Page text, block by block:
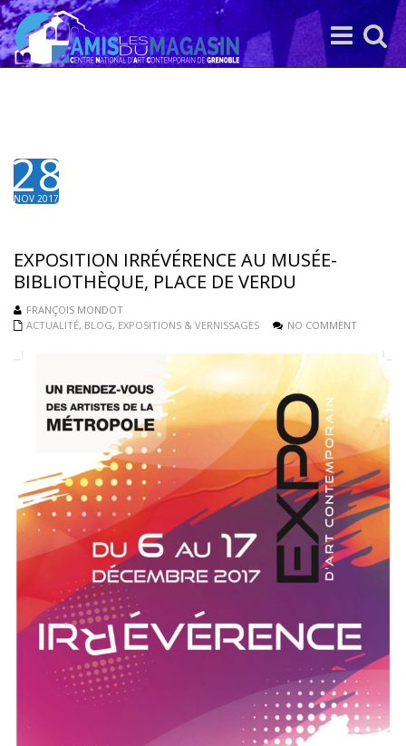
Toggle
search
Toggle
navigation
28
NOV 2017
EXPOSITION IRRÉVÉRENCE AU MUSÉE-
BIBLIOTHÈQUE, PLACE DE VERDU
FRANÇOIS MONDOT
ACTUALITÉ, BLOG, EXPOSITIONS & VERNISSAGES NO COMMENT